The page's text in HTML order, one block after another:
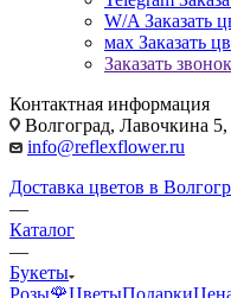
W/A Заказать
мах Заказать
Заказать звонок
Контактная информация
Волгоград, Лавочкина
info@reflexflower.ru
Доставка цветов в
—
Каталог
—
Букеты
Розы🌹ЦветыПодарки